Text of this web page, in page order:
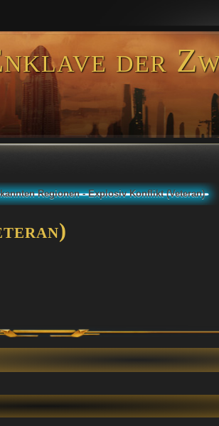
der
Regionen - Explosiv Konflikt (Veteran)